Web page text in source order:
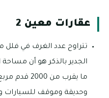
عقارات معين 2
الجدير بالذكر هو أن
ما يقرب من
وحديقة وموقف للسيارات